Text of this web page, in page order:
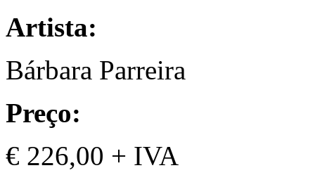
Artista:
Bárbara Parreira
Preço:
€ 226,00 + IVA